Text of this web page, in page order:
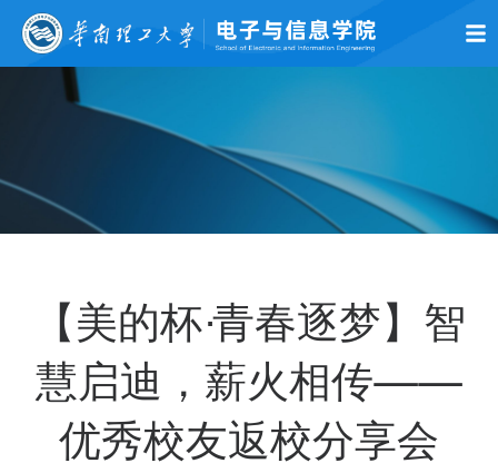
学院概况
【美的杯·青春逐梦】智
慧启迪，薪火相传——
优秀校友返校分享会